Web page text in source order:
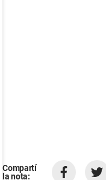
Compartí
la nota: